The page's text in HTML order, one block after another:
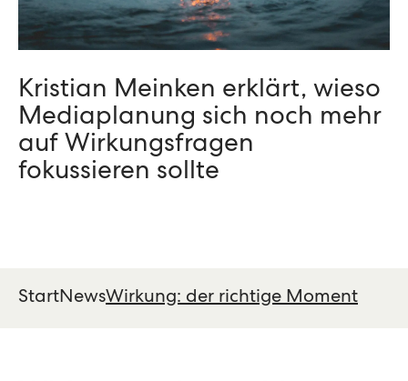
Kristian Meinken erklärt, wieso
Mediaplanung sich noch mehr
auf Wirkungsfragen
fokussieren sollte
StartNewsWirkung: der richtige Moment